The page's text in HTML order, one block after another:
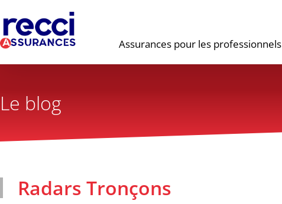
Assurances pour les professionnels
Le blog
Radars Tronçons